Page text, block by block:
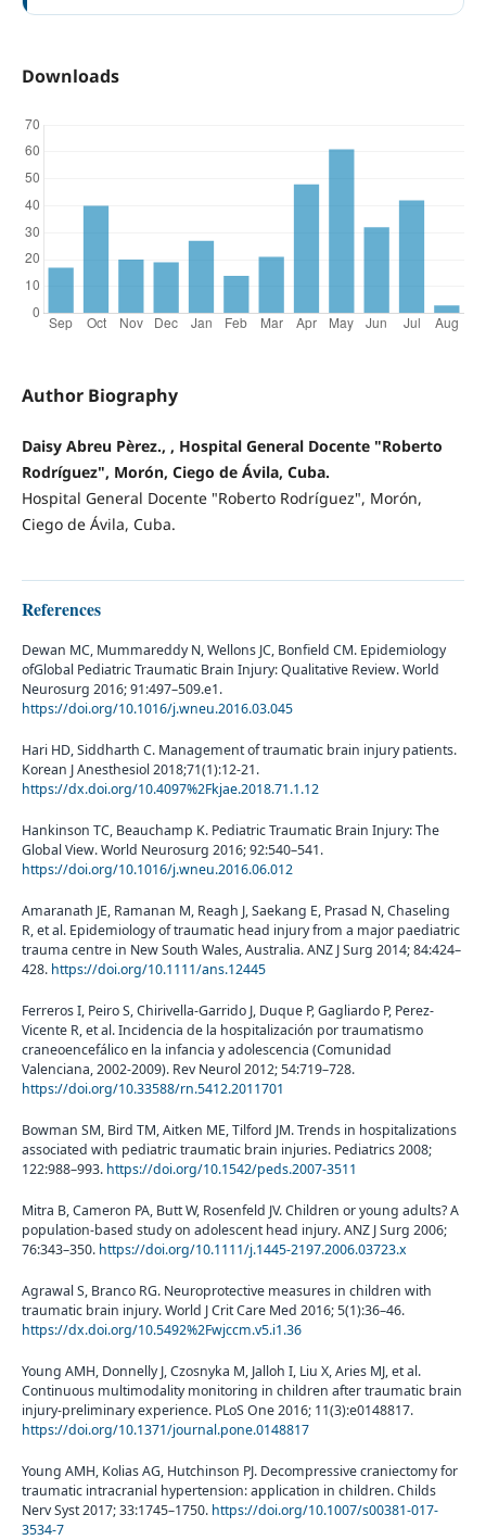
Downloads
Author Biography
Daisy Abreu Pèrez., , Hospital General Docente "Roberto
Rodríguez", Morón, Ciego de Ávila, Cuba.
Hospital General Docente "Roberto Rodríguez", Morón,
Ciego de Ávila, Cuba.
References
Dewan MC, Mummareddy N, Wellons JC, Bonfield CM. Epidemiology
ofGlobal Pediatric Traumatic Brain Injury: Qualitative Review. World
Neurosurg 2016; 91:497–509.e1.
https://doi.org/10.1016/j.wneu.2016.03.045
Hari HD, Siddharth C. Management of traumatic brain injury patients.
Korean J Anesthesiol 2018;71(1):12-21.
https://dx.doi.org/10.4097%2Fkjae.2018.71.1.12
Hankinson TC, Beauchamp K. Pediatric Traumatic Brain Injury: The
Global View. World Neurosurg 2016; 92:540–541.
https://doi.org/10.1016/j.wneu.2016.06.012
Amaranath JE, Ramanan M, Reagh J, Saekang E, Prasad N, Chaseling
R, et al. Epidemiology of traumatic head injury from a major paediatric
trauma centre in New South Wales, Australia. ANZ J Surg 2014; 84:424–
428. https://doi.org/10.1111/ans.12445
Ferreros I, Peiro S, Chirivella-Garrido J, Duque P, Gagliardo P, Perez-
Vicente R, et al. Incidencia de la hospitalización por traumatismo
craneoencefálico en la infancia y adolescencia (Comunidad
Valenciana, 2002-2009). Rev Neurol 2012; 54:719–728.
https://doi.org/10.33588/rn.5412.2011701
Bowman SM, Bird TM, Aitken ME, Tilford JM. Trends in hospitalizations
associated with pediatric traumatic brain injuries. Pediatrics 2008;
122:988–993. https://doi.org/10.1542/peds.2007-3511
Mitra B, Cameron PA, Butt W, Rosenfeld JV. Children or young adults? A
population-based study on adolescent head injury. ANZ J Surg 2006;
76:343–350. https://doi.org/10.1111/j.1445-2197.2006.03723.x
Agrawal S, Branco RG. Neuroprotective measures in children with
traumatic brain injury. World J Crit Care Med 2016; 5(1):36–46.
https://dx.doi.org/10.5492%2Fwjccm.v5.i1.36
Young AMH, Donnelly J, Czosnyka M, Jalloh I, Liu X, Aries MJ, et al.
Continuous multimodality monitoring in children after traumatic brain
injury-preliminary experience. PLoS One 2016; 11(3):e0148817.
https://doi.org/10.1371/journal.pone.0148817
Young AMH, Kolias AG, Hutchinson PJ. Decompressive craniectomy for
traumatic intracranial hypertension: application in children. Childs
Nerv Syst 2017; 33:1745–1750. https://doi.org/10.1007/s00381-017-
3534-7